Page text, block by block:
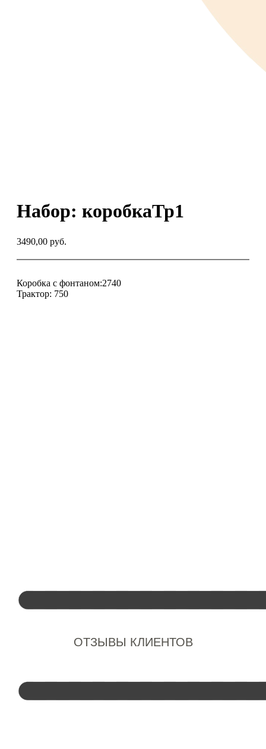
Набор: коробкаТр1
3490,00 руб.
Коробка с фонтаном:2740
Трактор: 750
ОТЗЫВЫ КЛИЕНТОВ